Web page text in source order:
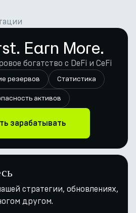
Earn More.
богатство с DeFi и CeFi
резервов Статистика
активов
зарабатывать
стратегии, обновлениях,
другом.